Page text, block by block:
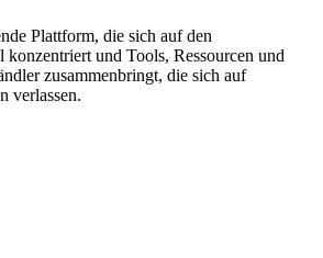
Plattform, die sich auf den
konzentriert und Tools, Ressourcen und
zusammenbringt, die sich auf
verlassen.